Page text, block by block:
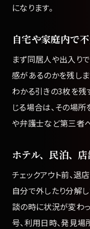
になります。
自宅や家庭内で
まず同居人や出入り
感があるのかを残し
わかる引きの3枚を残
じる場合は、その場
や弁護士など第三者
ホテル、民泊、
チェックアウト前、退
自分で外したり分解
談の時に状況が変わ
号、利用日時、発見